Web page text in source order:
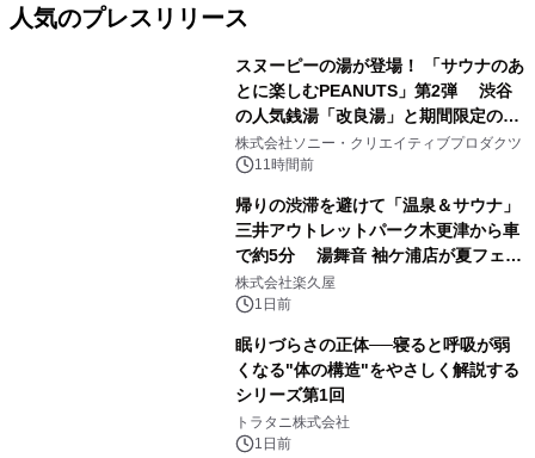
人気のプレスリリース
スヌーピーの湯が登場！ 「サウナのあ
とに楽しむPEANUTS」第2弾 渋谷
の人気銭湯「改良湯」と期間限定のコ
ラボレーション サウナイキタイコラ
ボグッズも発売決定！
株式会社ソニー・クリエイティブプロダクツ
11時間前
帰りの渋滞を避けて「温泉＆サウナ」
三井アウトレットパーク木更津から車
で約5分 湯舞音 袖ケ浦店が夏フェア
メニューを提供
株式会社楽久屋
1日前
眠りづらさの正体──寝ると呼吸が弱
くなる"体の構造"をやさしく解説する
シリーズ第1回
トラタニ株式会社
1日前